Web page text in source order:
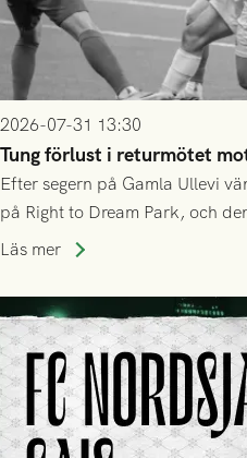
2026-07-31 13:30
Tung förlust i returmötet
Efter segern på Gamla Ullevi
på Right to Dream Park, och
upphöra efter mindre än
tennissiffror och det grönsvarta
Läs mer